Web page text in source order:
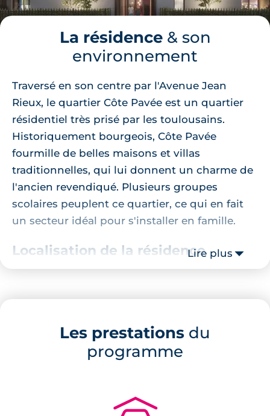
La résidence& son
environnement
Traversé en son centre par l'Avenue Jean
Rieux, le quartier Côte Pavée est un quartier
résidentiel très prisé par les toulousains.
Historiquement bourgeois, Côte Pavée
fourmille de belles maisons et villas
traditionnelles, qui lui donnent un charme de
l'ancien revendiqué. Plusieurs groupes
scolaires peuplent ce quartier, ce qui en fait
un secteur idéal pour s'installer en famille.
Localisation de la résidence
dans une petite rue un peu en retrait d'une
différents commerces et services de proximité
de l'avenue en question placent les nécessités
du quotidien à moins de 10 minutes à pied. À
ligne à haut niveau de service L1. Ce même
Lire plus
Les prestations du
programme